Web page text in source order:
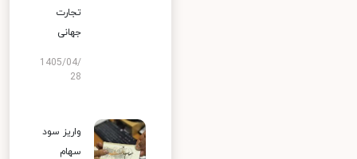
تجارت
جهانی
1405/04/
28
واریز سود
سهام